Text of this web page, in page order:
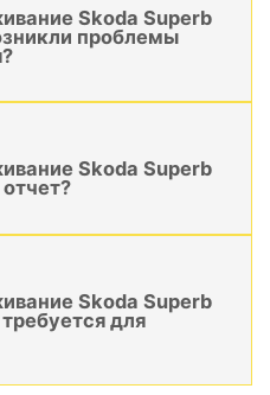
Skoda Superb
проблемы
Skoda Superb
Skoda Superb
для